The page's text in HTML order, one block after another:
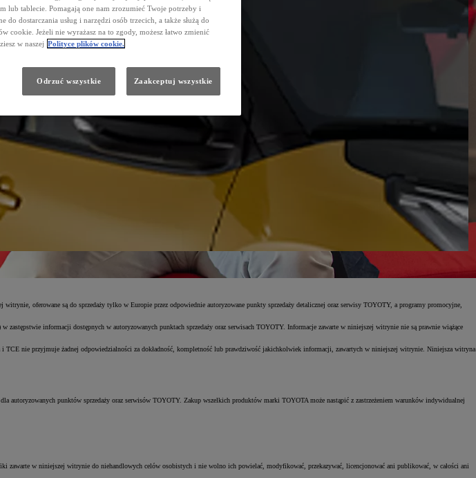
oferowane są do sprzedaży tylko w Europie przez odpowiednie autoryzowane punkty sprzedaży detalicznej oraz serwisy TOYOTY, a programy promocyjne,
informacji dostępnych w autoryzowanych punktach sprzedaży oraz serwisach TOYOTY. Informacje zawarte w niniejszej witrynie nie są prawnie wiążące
nie przyjmuje żadnej odpowiedzialności za dokładność, kompletność lub prawdziwość jakichkolwiek informacji, zawartych w niniejszej witrynie. Niniejsza witryna
punktów sprzedaży oraz serwisów TOYOTY. Zakup wszelkich produktów marki TOYOTA może nastąpić z zastrzeżeniem warunków indywidualnej
zawarte w niniejszej witrynie do niehandlowych celów osobistych i nie wolno ich powielać, modyfikować, przekazywać, licencjonować ani publikować, w całości ani
lub tablecie. Pomagają one nam zrozumieć Twoje potrzeby i
dostarczania usług i narzędzi osób trzecich, a także służą do
cookie. Jeżeli nie wyrażasz na to zgody, możesz łatwo zmienić
w naszej Polityce plików cookie.
Odrzuć wszystkie Zaakceptuj wszystkie